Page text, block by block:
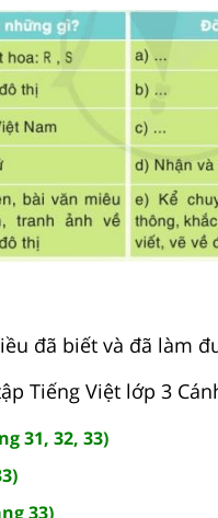
đã biết và đã làm
Tiếng Việt lớp 3
31, 32, 33)
33)